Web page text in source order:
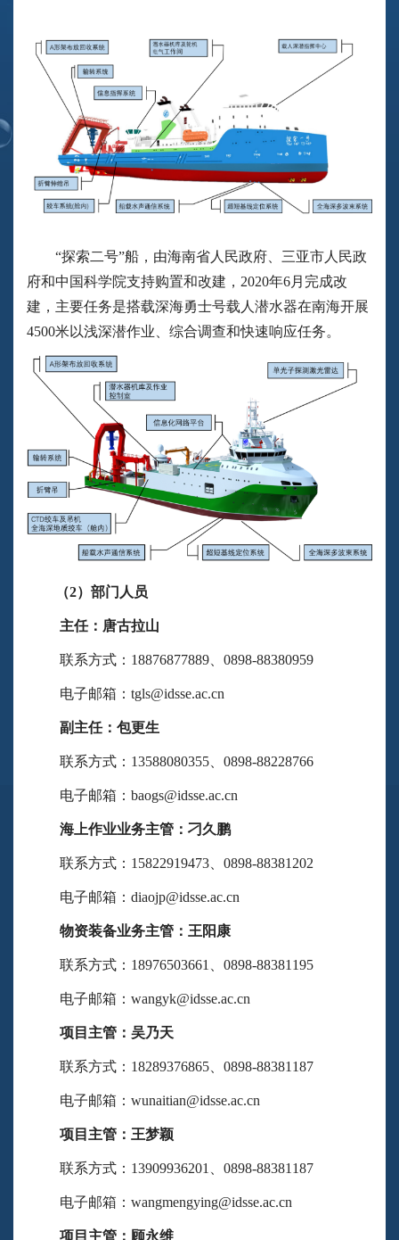
“探索二号”船，由海南省人民政府、三亚市人民政
府和中国科学院支持购置和改建，2020年6月完成改
建，主要任务是搭载深海勇士号载人潜水器在南海开展
4500米以浅深潜作业、综合调查和快速响应任务。
（2）部门人员
主任：唐古拉山
联系方式：18876877889、0898-88380959
电子邮箱：tgls@idsse.ac.cn
副主任：包更生
联系方式：13588080355、0898-88228766
电子邮箱：baogs@idsse.ac.cn
海上作业业务主管：刁久鹏
联系方式：15822919473、0898-88381202
电子邮箱：diaojp@idsse.ac.cn
物资装备业务主管：王阳康
联系方式：18976503661、0898-88381195
电子邮箱：wangyk@idsse.ac.cn
项目主管：吴乃天
联系方式：18289376865、0898-88381187
电子邮箱：wunaitian@idsse.ac.cn
项目主管：王梦颖
联系方式：13909936201、0898-88381187
电子邮箱：wangmengying@idsse.ac.cn
项目主管：顾永维